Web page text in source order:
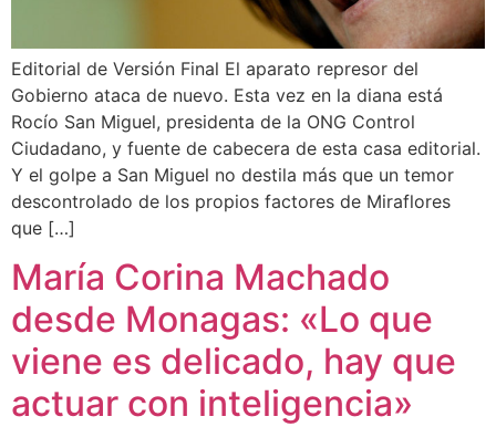
Editorial de Versión Final El aparato represor del
Gobierno ataca de nuevo. Esta vez en la diana está
Rocío San Miguel, presidenta de la ONG Control
Ciudadano, y fuente de cabecera de esta casa editorial.
Y el golpe a San Miguel no destila más que un temor
descontrolado de los propios factores de Miraflores
que […]
María Corina Machado
desde Monagas: «Lo que
viene es delicado, hay que
actuar con inteligencia»